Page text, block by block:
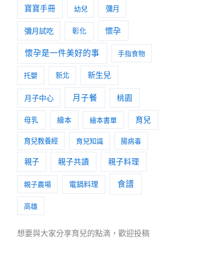
寶寶手冊 幼兒 彌月
彌月試吃 彰化 懷孕
懷孕是一件美好的事 手指食物
托嬰 新北 新生兒
月子中心 月子餐 桃園
母乳 繪本 繪本書單 育兒
育兒教養經 育兒知識 腸病毒
親子 親子共讀 親子料理
親子農場 電鍋料理 食譜
高雄
想要與大家分享育兒的點滴，歡迎投稿